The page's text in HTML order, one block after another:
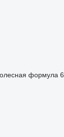
формула